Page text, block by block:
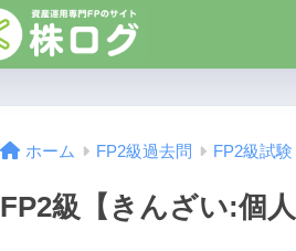
ホーム FP2級過去問 FP2級試
FP2級【きんざい:個